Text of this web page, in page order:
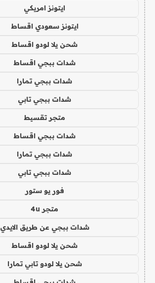
ايتونز امريكي
ايتونز سعودي اقساط
شحن يلا لودو اقساط
شدات ببجي اقساط
شدات ببجي تمارا
شدات ببجي تابي
متجر تقسيط
شدات ببجي اقساط
شدات ببجي تمارا
شدات ببجي تابي
فور يو ستور
متجر 4u
شدات ببجي عن طريق الايدي
شحن يلا لودو اقساط
شحن يلا لودو تابي تمارا